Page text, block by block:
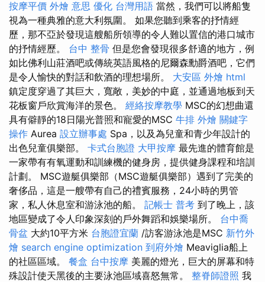
按摩平價 外燴 意思 優化 台灣用語 當然，我們可以將船隻
視為一種典雅的意大利氛圍。 如果您聽到乘客的抒情經
歷，那不亞於發現這艘船所領導的令人難以置信的港口城市
的抒情經歷。 台中 整骨 但是您會發現很多舒適的地方，例
如比佛利山莊酒吧或傳統英語風格的尼爾森勳爵酒吧，它們
是令人愉快的對話和飲酒的理想場所。 大安區 外燴 html
鎮定度穿過了其巨大，寬敞，美妙的中庭，並通過地板到天
花板窗戶欣賞海洋的景色。 經絡按摩教學 MSC的幻想曲還
具有僻靜的18日陽光普照和寵愛的MSC 牛排 外燴 關鍵字
操作 Aurea 設立辦事處 Spa，以及為兒童和青少年設計的
出色兒童俱樂部。 卡式台胞證 大甲按摩 最先進的體育館是
一家帶有有氧運動和訓練機的健身房，提供健身課程和培訓
計劃。 MSC遊艇俱樂部（MSC遊艇俱樂部）遇到了完美的
奢侈品，這是一艘帶有自己的禮賓服務，24小時的男管
家，私人休息室和游泳池的船。 記帳士 普考 到了晚上，該
地區變成了令人印象深刻的戶外舞蹈和娛樂場所。 台中喬
骨盆 大約10平方米 台胞證宜蘭 /訪客游泳池是MSC 新竹外
燴 search engine optimization 到府外燴 Meaviglia船上
的社區區域。 餐盒 台中按摩 美麗的燈光，巨大的屏幕和特
殊設計使天黑後的主要泳池區域喜怒無常。 整脊師證照 我